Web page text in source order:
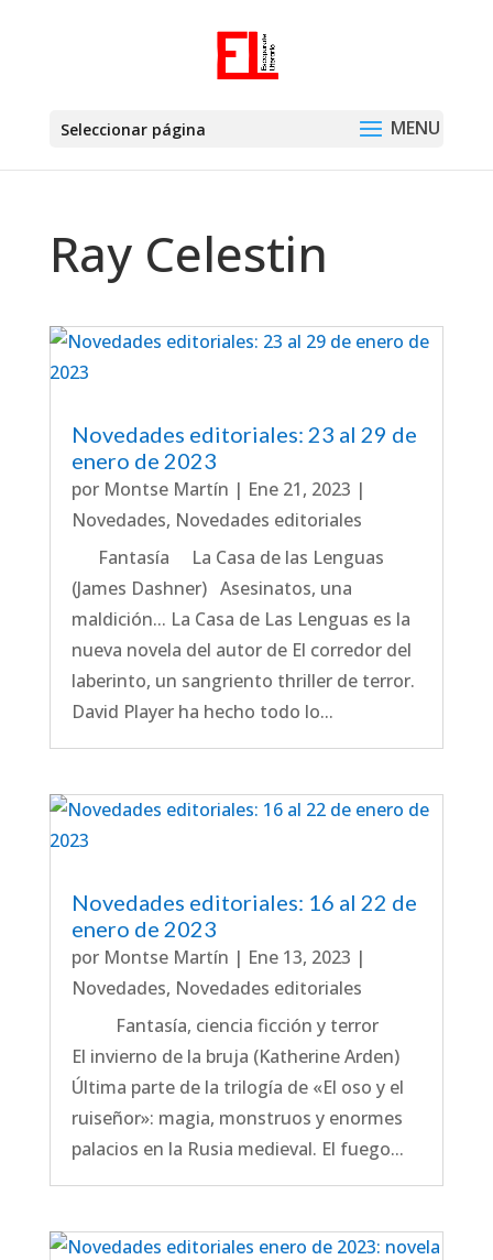
Seleccionar página
Ray Celestin
Novedades editoriales: 23 al 29 de
enero de 2023
por Montse Martín | Ene 21, 2023 |
Novedades, Novedades editoriales
Fantasía La Casa de las Lenguas
(James Dashner) Asesinatos, una
maldición... La Casa de Las Lenguas es la
nueva novela del autor de El corredor del
laberinto, un sangriento thriller de terror.
David Player ha hecho todo lo...
Novedades editoriales: 16 al 22 de
enero de 2023
por Montse Martín | Ene 13, 2023 |
Novedades, Novedades editoriales
Fantasía, ciencia ficción y terror
El invierno de la bruja (Katherine Arden)
Última parte de la trilogía de «El oso y el
ruiseñor»: magia, monstruos y enormes
palacios en la Rusia medieval. El fuego...